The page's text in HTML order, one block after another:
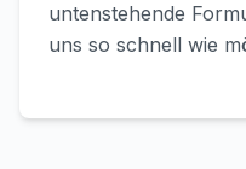
untenstehende
uns so schnell wie